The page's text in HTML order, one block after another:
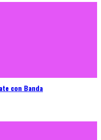
con Banda